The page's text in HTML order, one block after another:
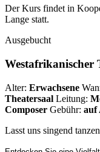
Der Kurs findet in
Lange statt.
Ausgebucht
Westafrikanischer
Alter: Erwachsene
Theatersaal Leitung:
Composer Gebühr: auf
Lasst uns singend